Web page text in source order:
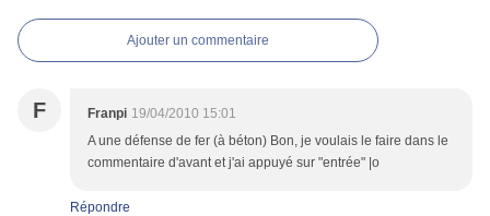
Ajouter un commentaire
F Franpi 19/04/2010 15:01
A une défense de fer (à béton) Bon, je voulais le faire dans le
commentaire d'avant et j'ai appuyé sur "entrée" |o
Répondre